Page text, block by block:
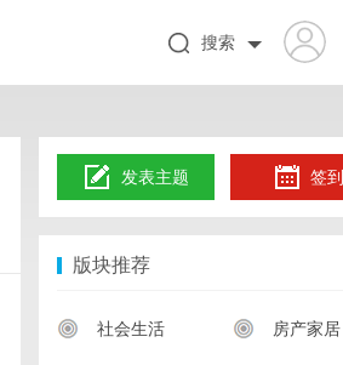
搜索
发表主题 签到
版块推荐
社会生活 房产家居